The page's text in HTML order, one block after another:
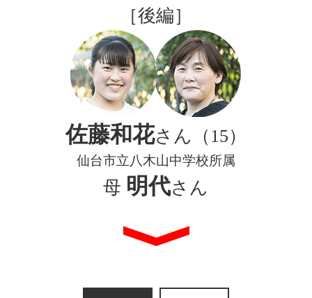
［後編］
佐藤和花さん（15）
仙台市立八木山中学校所属
母 明代さん